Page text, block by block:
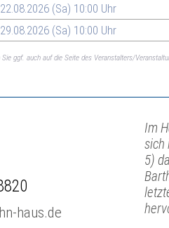
22.08.2026 (Sa) 10:00 Uhr
29.08.2026 (Sa) 10:00 Uhr
ggf. auch auf die Seite des Veranstalters/
haus.de
Im
sich
5)